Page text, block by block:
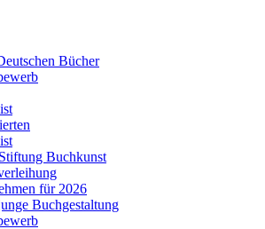
Bücher
Buchkunst
für 2026
Buchgestaltung